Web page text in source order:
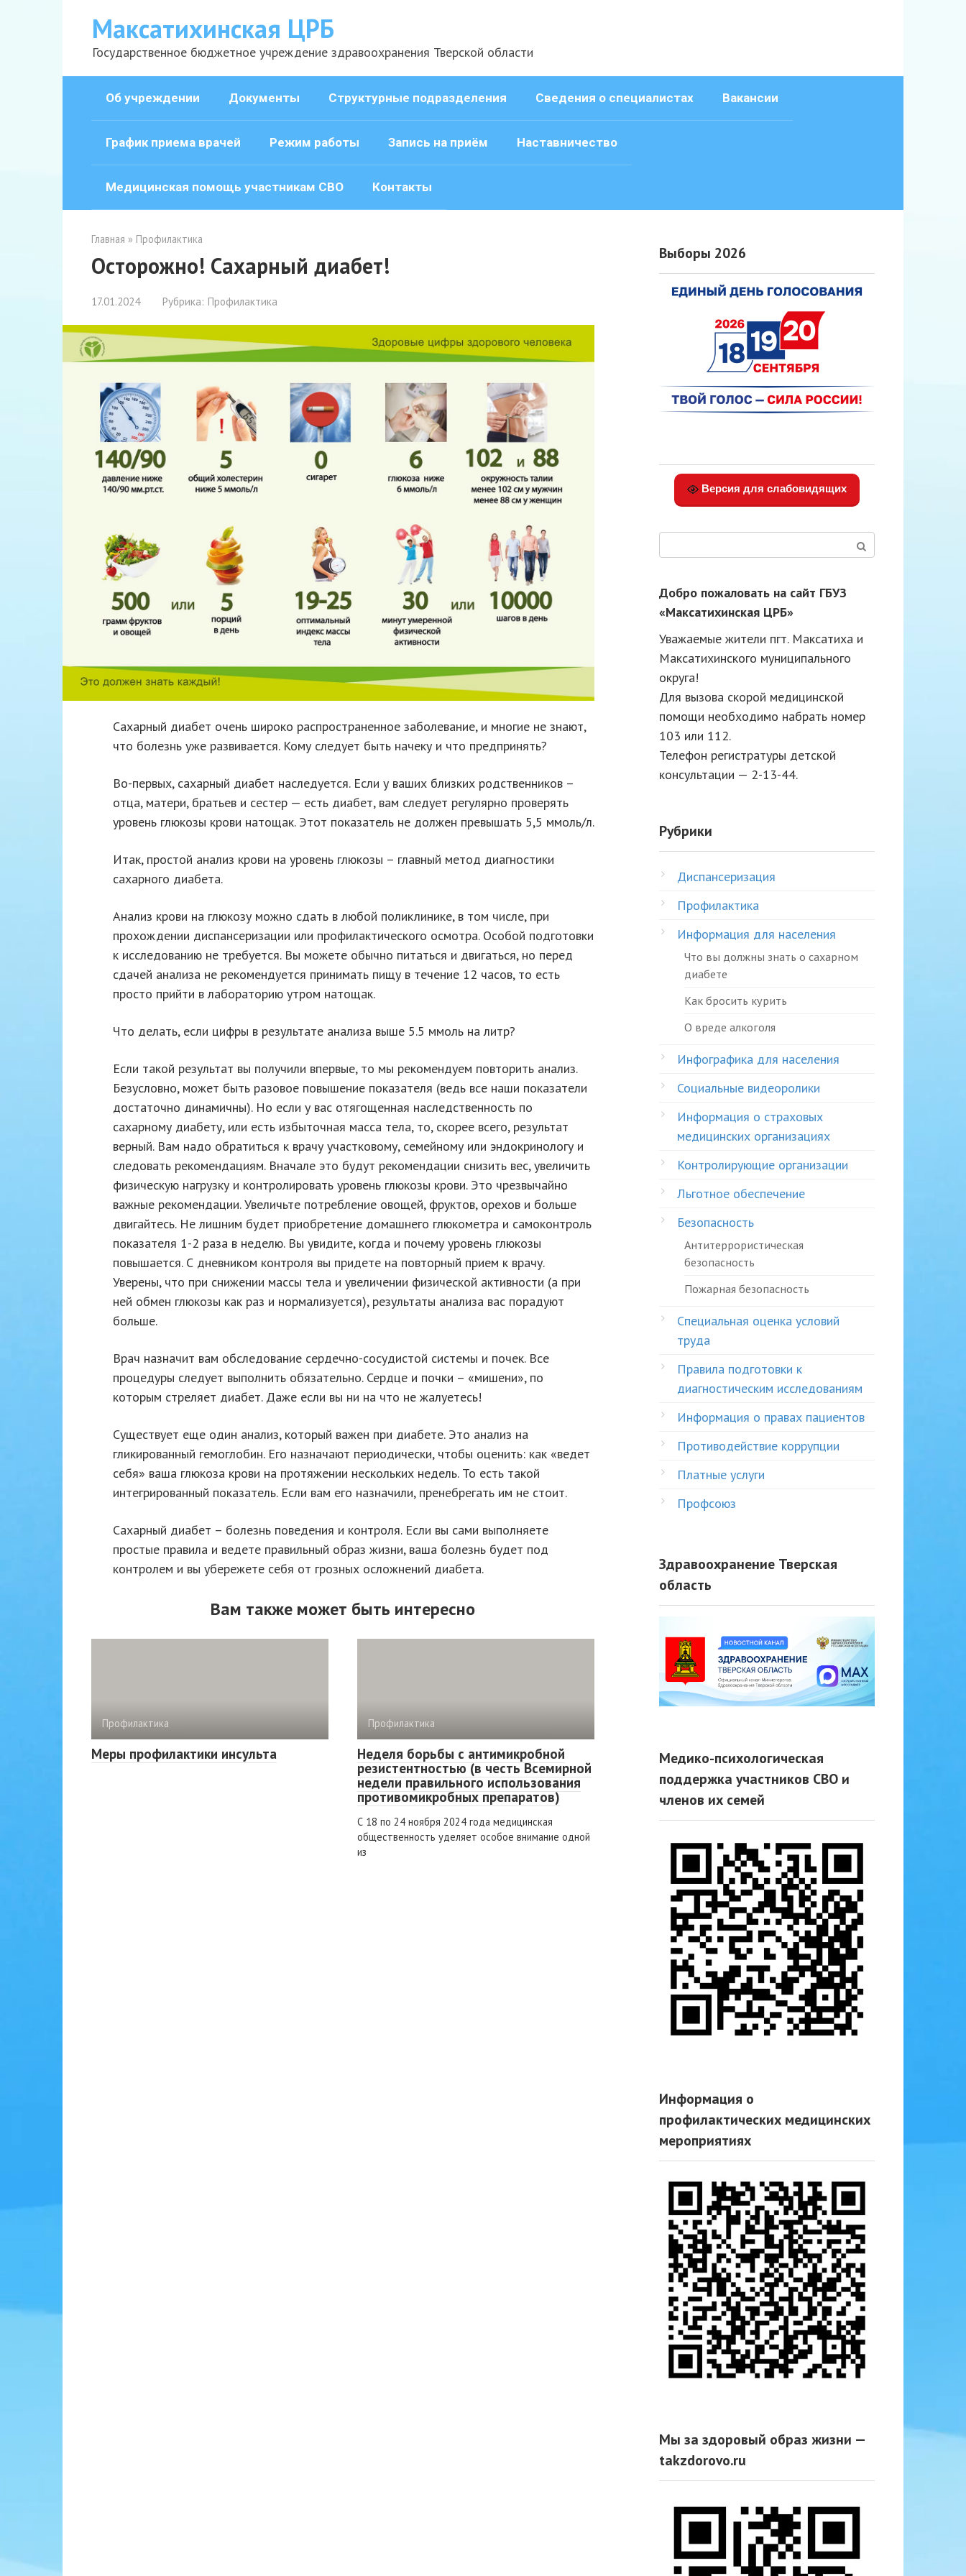
Максатихинская ЦРБ
Государственное бюджетное учреждение здравоохранения Тверской области
Об учреждении Документы Структурные подразделения Сведения о специалистах Вакансии
График приема врачей Режим работы Запись на приём Наставничество
Медицинская помощь участникам СВО Контакты
Главная » Профилактика
Осторожно! Сахарный диабет!
17.01.2024 Рубрика: Профилактика
Сахарный диабет очень широко распространенное заболевание, и многие не знают,
что болезнь уже развивается. Кому следует быть начеку и что предпринять?
Во-первых, сахарный диабет наследуется. Если у ваших близких родственников –
отца, матери, братьев и сестер — есть диабет, вам следует регулярно проверять
уровень глюкозы крови натощак. Этот показатель не должен превышать 5,5 ммоль/л.
Итак, простой анализ крови на уровень глюкозы – главный метод диагностики
сахарного диабета.
Анализ крови на глюкозу можно сдать в любой поликлинике, в том числе, при
прохождении диспансеризации или профилактического осмотра. Особой подготовки
к исследованию не требуется. Вы можете обычно питаться и двигаться, но перед
сдачей анализа не рекомендуется принимать пищу в течение 12 часов, то есть
просто прийти в лабораторию утром натощак.
Что делать, если цифры в результате анализа выше 5.5 ммоль на литр?
Если такой результат вы получили впервые, то мы рекомендуем повторить анализ.
Безусловно, может быть разовое повышение показателя (ведь все наши показатели
достаточно динамичны). Но если у вас отягощенная наследственность по
сахарному диабету, или есть избыточная масса тела, то, скорее всего, результат
верный. Вам надо обратиться к врачу участковому, семейному или эндокринологу и
следовать рекомендациям. Вначале это будут рекомендации снизить вес, увеличить
физическую нагрузку и контролировать уровень глюкозы крови. Это чрезвычайно
важные рекомендации. Увеличьте потребление овощей, фруктов, орехов и больше
двигайтесь. Не лишним будет приобретение домашнего глюкометра и самоконтроль
показателя 1-2 раза в неделю. Вы увидите, когда и почему уровень глюкозы
повышается. С дневником контроля вы придете на повторный прием к врачу.
Уверены, что при снижении массы тела и увеличении физической активности (а при
ней обмен глюкозы как раз и нормализуется), результаты анализа вас порадуют
больше.
Врач назначит вам обследование сердечно-сосудистой системы и почек. Все
процедуры следует выполнить обязательно. Сердце и почки – «мишени», по
которым стреляет диабет. Даже если вы ни на что не жалуетесь!
Существует еще один анализ, который важен при диабете. Это анализ на
гликированный гемоглобин. Его назначают периодически, чтобы оценить: как «ведет
себя» ваша глюкоза крови на протяжении нескольких недель. То есть такой
интегрированный показатель. Если вам его назначили, пренебрегать им не стоит.
Сахарный диабет – болезнь поведения и контроля. Если вы сами выполняете
простые правила и ведете правильный образ жизни, ваша болезнь будет под
контролем и вы убережете себя от грозных осложнений диабета.
Вам также может быть интересно
Профилактика
Меры профилактики инсульта
Профилактика
Неделя борьбы с антимикробной
резистентностью (в честь Всемирной
недели правильного использования
противомикробных препаратов)
С 18 по 24 ноября 2024 года медицинская
общественность уделяет особое внимание одной
из
Выборы 2026
Версия для слабовидящих
Добро пожаловать на сайт ГБУЗ
«Максатихинская ЦРБ»
Уважаемые жители пгт. Максатиха и
Максатихинского муниципального
округа!
Для вызова скорой медицинской
помощи необходимо набрать номер
103 или 112.
Телефон регистратуры детской
консультации — 2-13-44.
Рубрики
Диспансеризация
Профилактика
Информация для населения
Что вы должны знать о сахарном
диабете
Как бросить курить
О вреде алкоголя
Инфографика для населения
Социальные видеоролики
Информация о страховых
медицинских организациях
Контролирующие организации
Льготное обеспечение
Безопасность
Антитеррористическая
безопасность
Пожарная безопасность
Специальная оценка условий
труда
Правила подготовки к
диагностическим исследованиям
Информация о правах пациентов
Противодействие коррупции
Платные услуги
Профсоюз
Здравоохранение Тверская
область
Медико-психологическая
поддержка участников СВО и
членов их семей
Информация о
профилактических медицинских
мероприятиях
Мы за здоровый образ жизни —
takzdorovo.ru